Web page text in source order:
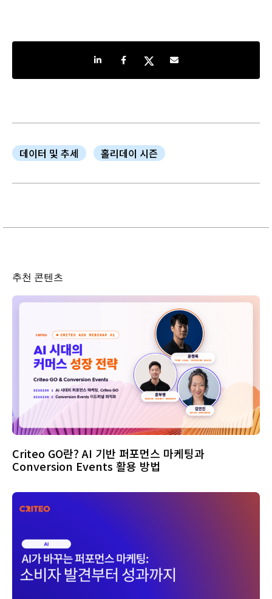
Share on LinkedIn
Share on Facebook
Share on Twitter
Share by e-mail
데이터 및 추세 홀리데이 시즌
추천 콘텐츠
Criteo GO란? AI 기반 퍼포먼스 마케팅과
Conversion Events 활용 방법